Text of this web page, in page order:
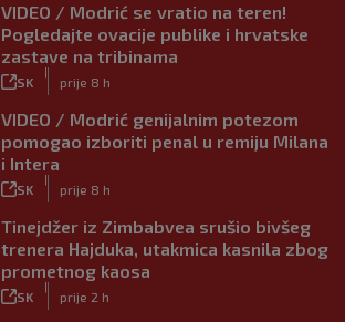
VIDEO / Modrić se vratio na teren!
Pogledajte ovacije publike i hrvatske
zastave na tribinama
SK prije 8 h
VIDEO / Modrić genijalnim potezom
pomogao izboriti penal u remiju Milana
i Intera
SK prije 8 h
Tinejdžer iz Zimbabvea srušio bivšeg
trenera Hajduka, utakmica kasnila zbog
prometnog kaosa
SK prije 2 h